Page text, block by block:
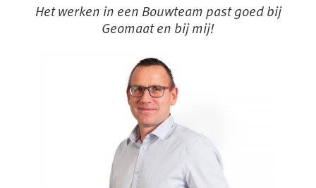
Het werken in een Bouwteam past goed bij
Geomaat en bij mij!